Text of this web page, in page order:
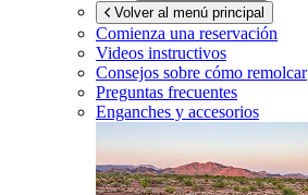
Volver al menú principal
Comienza una reservación
Videos instructivos
Consejos sobre cómo remolcar
Preguntas frecuentes
Enganches y accesorios